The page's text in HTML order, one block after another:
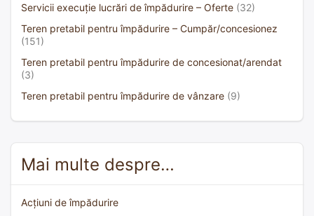
Servicii execuție lucrări de împădurire – Oferte (32)
Teren pretabil pentru împădurire – Cumpăr/concesionez
(151)
Teren pretabil pentru împădurire de concesionat/arendat
(3)
Teren pretabil pentru împădurire de vânzare (9)
Mai multe despre…
Acțiuni de împădurire